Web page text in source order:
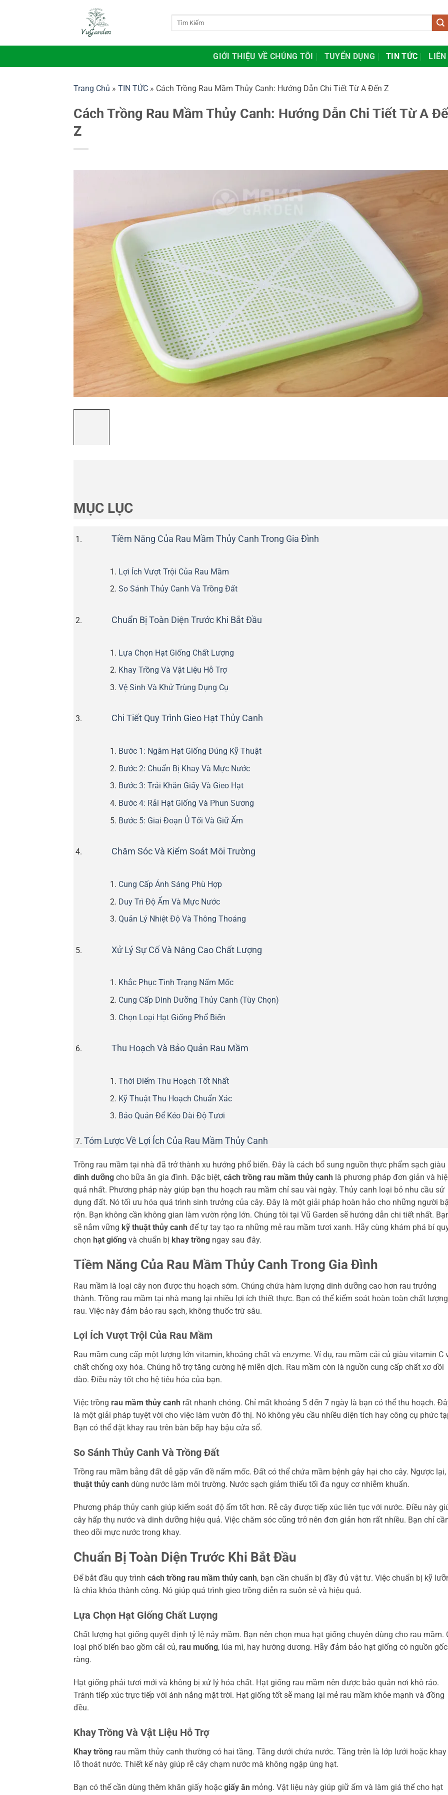
dung
GIỚI THIỆU VỀ CHÚNG TÔI TUYỂN DỤNG TIN TỨC LIÊN
Trang Chủ » TIN TỨC » Cách Trồng Rau Mầm Thủy Canh: Hướng Dẫn Chi Tiết Từ A Đến Z
Cách Trồng Rau Mầm Thủy Canh: Hướng Dẫn Chi Tiết Từ A
Z
MỤC LỤC
Tiềm Năng Của Rau Mầm Thủy Canh Trong Gia Đình
Lợi Ích Vượt Trội Của Rau Mầm
So Sánh Thủy Canh Và Trồng Đất
Chuẩn Bị Toàn Diện Trước Khi Bắt Đầu
Lựa Chọn Hạt Giống Chất Lượng
Khay Trồng Và Vật Liệu Hỗ Trợ
Vệ Sinh Và Khử Trùng Dụng Cụ
Chi Tiết Quy Trình Gieo Hạt Thủy Canh
Bước 1: Ngâm Hạt Giống Đúng Kỹ Thuật
Bước 2: Chuẩn Bị Khay Và Mực Nước
Bước 3: Trải Khăn Giấy Và Gieo Hạt
Bước 4: Rải Hạt Giống Và Phun Sương
Bước 5: Giai Đoạn Ủ Tối Và Giữ Ẩm
Chăm Sóc Và Kiểm Soát Môi Trường
Cung Cấp Ánh Sáng Phù Hợp
Duy Trì Độ Ẩm Và Mực Nước
Quản Lý Nhiệt Độ Và Thông Thoáng
Xử Lý Sự Cố Và Nâng Cao Chất Lượng
Khắc Phục Tình Trạng Nấm Mốc
Cung Cấp Dinh Dưỡng Thủy Canh (Tùy Chọn)
Chọn Loại Hạt Giống Phổ Biến
Thu Hoạch Và Bảo Quản Rau Mầm
Thời Điểm Thu Hoạch Tốt Nhất
Kỹ Thuật Thu Hoạch Chuẩn Xác
Bảo Quản Để Kéo Dài Độ Tươi
Tóm Lược Về Lợi Ích Của Rau Mầm Thủy Canh
Trồng rau mầm tại nhà đã trở thành xu hướng phổ biến. Đây là cách bổ sung nguồn thực phẩm sạch giàu
dinh dưỡng cho bữa ăn gia đình. Đặc biệt, cách trồng rau mầm thủy canh là phương pháp đơn giản và
quả nhất. Phương pháp này giúp bạn thu hoạch rau mầm chỉ sau vài ngày. Thủy canh loại bỏ nhu cầu sử
dụng đất. Nó tối ưu hóa quá trình sinh trưởng của cây. Đây là một giải pháp hoàn hảo cho những người
rộn. Bạn không cần không gian làm vườn rộng lớn. Chúng tôi tại Vũ Garden sẽ hướng dẫn chi tiết nhất.
sẽ nắm vững kỹ thuật thủy canh để tự tay tạo ra những mẻ rau mầm tươi xanh. Hãy cùng khám phá bí
chọn hạt giống và chuẩn bị khay trồng ngay sau đây.
Tiềm Năng Của Rau Mầm Thủy Canh Trong Gia Đình
Rau mầm là loại cây non được thu hoạch sớm. Chúng chứa hàm lượng dinh dưỡng cao hơn rau trưởng
thành. Trồng rau mầm tại nhà mang lại nhiều lợi ích thiết thực. Bạn có thể kiểm soát hoàn toàn chất lượng
rau. Việc này đảm bảo rau sạch, không thuốc trừ sâu.
Lợi Ích Vượt Trội Của Rau Mầm
Rau mầm cung cấp một lượng lớn vitamin, khoáng chất và enzyme. Ví dụ, rau mầm cải củ giàu vitamin C
chất chống oxy hóa. Chúng hỗ trợ tăng cường hệ miễn dịch. Rau mầm còn là nguồn cung cấp chất xơ dồi
dào. Điều này tốt cho hệ tiêu hóa của bạn.
Việc trồng rau mầm thủy canh rất nhanh chóng. Chỉ mất khoảng 5 đến 7 ngày là bạn có thể thu hoạch.
là một giải pháp tuyệt vời cho việc làm vườn đô thị. Nó không yêu cầu nhiều diện tích hay công cụ phức
Bạn có thể đặt khay rau trên bàn bếp hay bậu cửa sổ.
So Sánh Thủy Canh Và Trồng Đất
Trồng rau mầm bằng đất dễ gặp vấn đề nấm mốc. Đất có thể chứa mầm bệnh gây hại cho cây. Ngược lại,
thuật thủy canh dùng nước làm môi trường. Nước sạch giảm thiểu tối đa nguy cơ nhiễm khuẩn.
Phương pháp thủy canh giúp kiểm soát độ ẩm tốt hơn. Rễ cây được tiếp xúc liên tục với nước. Điều này
cây hấp thụ nước và dinh dưỡng hiệu quả. Việc chăm sóc cũng trở nên đơn giản hơn rất nhiều. Bạn chỉ
theo dõi mực nước trong khay.
Chuẩn Bị Toàn Diện Trước Khi Bắt Đầu
Để bắt đầu quy trình cách trồng rau mầm thủy canh, bạn cần chuẩn bị đầy đủ vật tư. Việc chuẩn bị kỹ
là chìa khóa thành công. Nó giúp quá trình gieo trồng diễn ra suôn sẻ và hiệu quả.
Lựa Chọn Hạt Giống Chất Lượng
Chất lượng hạt giống quyết định tỷ lệ nảy mầm. Bạn nên chọn mua hạt giống chuyên dùng cho rau mầm.
loại phổ biến bao gồm cải củ, rau muống, lúa mì, hay hướng dương. Hãy đảm bảo hạt giống có nguồn
ràng.
Hạt giống phải tươi mới và không bị xử lý hóa chất. Hạt giống rau mầm nên được bảo quản nơi khô ráo.
Tránh tiếp xúc trực tiếp với ánh nắng mặt trời. Hạt giống tốt sẽ mang lại mẻ rau mầm khỏe mạnh và đồng
đều.
Khay Trồng Và Vật Liệu Hỗ Trợ
Khay trồng rau mầm thủy canh thường có hai tầng. Tầng dưới chứa nước. Tầng trên là lớp lưới hoặc khay
lỗ thoát nước. Thiết kế này giúp rễ cây chạm nước mà không ngập úng hạt.
Bạn có thể cần dùng thêm khăn giấy hoặc giấy ăn mỏng. Vật liệu này giúp giữ ẩm và làm giá thể cho hạt